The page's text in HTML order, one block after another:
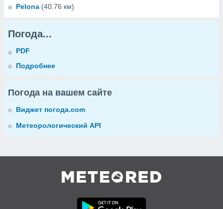
Pelona (40.76 км)
Погода...
PDF
Подробнее
Погода на вашем сайте
Виджет погода.com
Метеорологический API